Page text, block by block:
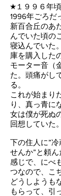
★１９９６年
1996年ごろだ
新百合丘のあ
んでいた頃の
寝込んでいた
庫を購入した
モーター音（
た。頭痛がし
る。
これが始まり
り、真っ青に
女は僕が死ぬ
回想していた。
下の住人に”
せんか”と頼
感じで、にべ
つなので、こ
どうしようも
もらって、引